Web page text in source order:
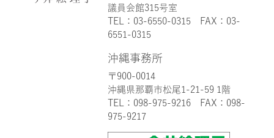
議員会館315号室
TEL： 03-6550-0315 FAX：03-
6551-0315
沖縄事務所
〒900-0014
沖縄県那覇市松尾1-21-59 1階
TEL： 098-975-9216 FAX：098-
975-9217